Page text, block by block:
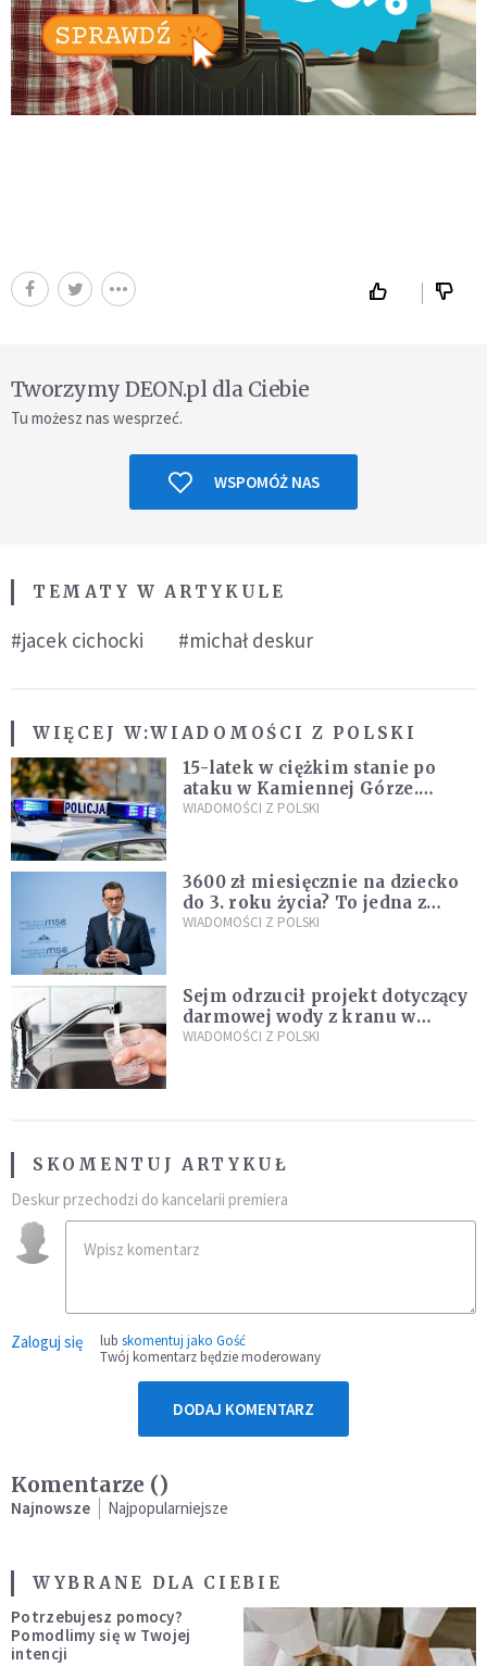
Tworzymy DEON.pl dla Ciebie
Tu możesz nas wesprzeć.
WSPOMÓŻ NAS
TEMATY W ARTYKULE
#jacek cichocki #michał deskur
WIĘCEJ W:WIADOMOŚCI Z POLSKI
15-latek w ciężkim stanie po
ataku w Kamiennej Górze.
Policja zatrzymała dwóch
WIADOMOŚCI Z POLSKI
3600 zł miesięcznie na dziecko
do 3. roku życia? To jedna z
propozycji programu "Rozwój
WIADOMOŚCI Z POLSKI
Sejm odrzucił projekt dotyczący
darmowej wody z kranu w
restauracjach
WIADOMOŚCI Z POLSKI
SKOMENTUJ ARTYKUŁ
Deskur przechodzi do kancelarii premiera
Zaloguj się lub skomentuj jako Gość
Twój komentarz będzie moderowany
DODAJ KOMENTARZ
Komentarze ()
Najnowsze Najpopularniejsze
WYBRANE DLA CIEBIE
Potrzebujesz pomocy?
Pomodlimy się w Twojej
intencji